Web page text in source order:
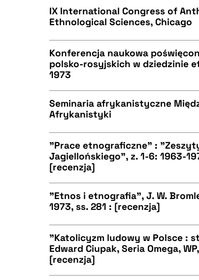
BIBTEX
BIBTEX
BIBTEX
IX International Congress of
Ethnological Sciences, Chicago
BIBTEX
Konferencja naukowa
polsko-rosyjskich w dziedzinie
1973
BIBTEX
Seminaria afrykanistyczne
Afrykanistyki
CZYSTY TEKST
BIBTEX
"Prace etnograficzne" :
Jagiellońskiego", z. 1-6: 1963-
[recenzja]
BIBTEX
"Etnos i etnografia", J. W.
1973, ss. 281 : [recenzja]
CZYSTY TEKST
"Katolicyzm ludowy w Polsce :
Edward Ciupak, Seria Omega,
[recenzja]